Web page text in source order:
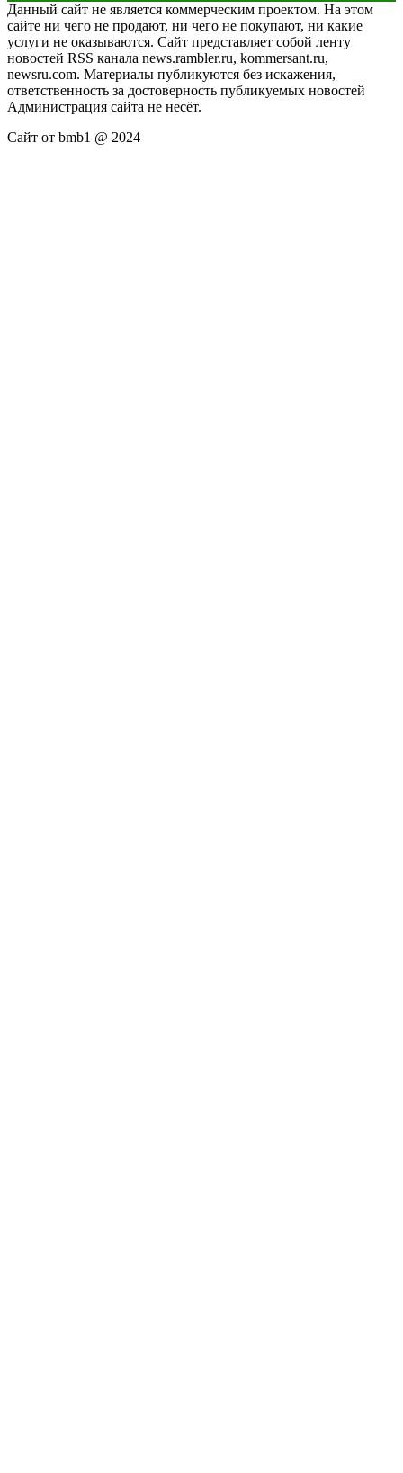
Данный сайт не является коммерческим проектом. На этом
сайте ни чего не продают, ни чего не покупают, ни какие
услуги не оказываются. Сайт представляет собой ленту
новостей RSS канала news.rambler.ru, kommersant.ru,
newsru.com. Материалы публикуются без искажения,
ответственность за достоверность публикуемых новостей
Администрация сайта не несёт.
Сайт от bmb1 @ 2024